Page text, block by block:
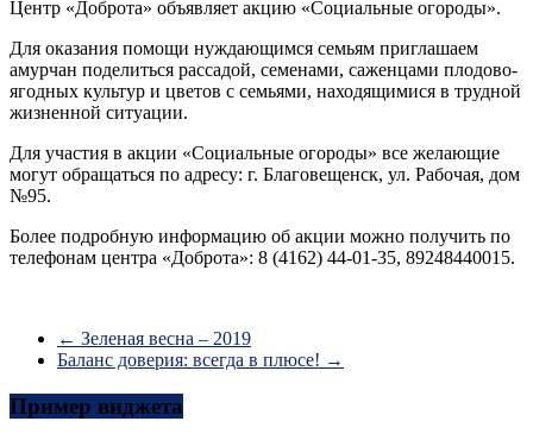
Центр «Доброта» объявляет акцию «Социальные огороды».
Для оказания помощи нуждающимся семьям приглашаем
амурчан поделиться рассадой, семенами, саженцами плодово-
ягодных культур и цветов с семьями, находящимися в трудной
жизненной ситуации.
Для участия в акции «Социальные огороды» все желающие
могут обращаться по адресу: г. Благовещенск, ул. Рабочая, дом
№95.
Более подробную информацию об акции можно получить по
телефонам центра «Доброта»: 8 (4162) 44-01-35, 89248440015.
← Зеленая весна – 2019
Баланс доверия: всегда в плюсе! →
Пример виджета